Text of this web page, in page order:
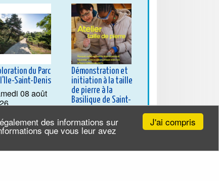
J'ai compris
des informations sur
que vous leur avez
du Parc
Saint-Denis
08 août
Démonstration et
initiation à la taille
de pierre à la
Basilique de Saint-
Samedi 08 août
2026 (et 10 autres